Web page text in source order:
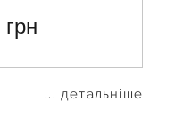
грн
... детальніше